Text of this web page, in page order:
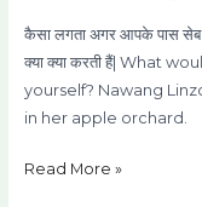
कैसा लगता अगर आपके पास सेब
क्या क्या करती हैं| What
yourself? Nawang
in her apple orchard.
–
नवांग
लिंज़ोम
(My
Orchard
Read More »